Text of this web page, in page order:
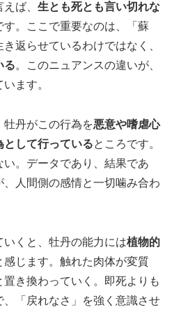
ば、 生とも死とも言い切れな
す。ここで重要なのは、「蘇
返らせているわけではなく、
る。このニュアンスの違いが、
ます。
丹がこの行為を悪意や嗜虐心
して行っているところです。
。データであり、結果であ
、人間側の感情と一切噛み合わ
くと、牡丹の能力には植物的
感じます。触れた肉体が変質
き換わっていく。即死よりも
「戻れなさ」を強く意識させ